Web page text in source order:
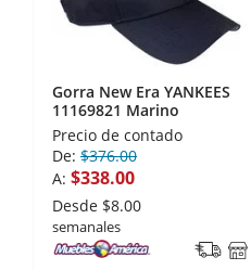
Gorra New Era YANKEES
11169821 Marino
Precio de contado
De: $376.00
A: $338.00
Desde $8.00
semanales